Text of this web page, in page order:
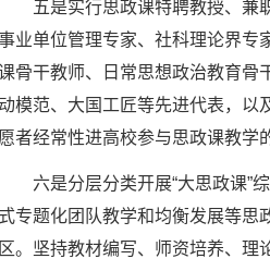
五是实行思政课特聘教授、兼
业单位管理专家、社科理论界专
骨干教师、日常思想政治教育骨
模范、大国工匠等先进代表，以
愿者经常性进高校参与思政课教学
六是分层分类开展“大思政课”
专题化团队教学和均衡发展等思
区。坚持教材编写、师资培养、